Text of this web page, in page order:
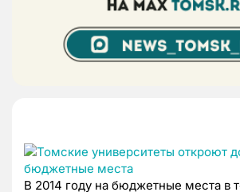
В 2014 году на бюджетные места в